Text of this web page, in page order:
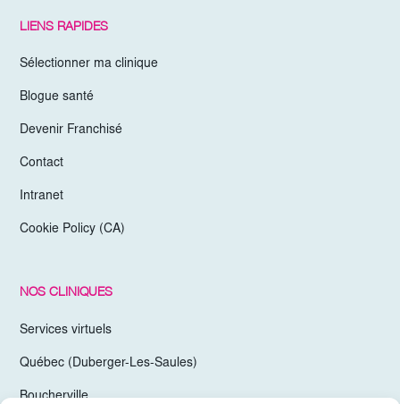
LIENS RAPIDES
Sélectionner ma clinique
Blogue santé
Devenir Franchisé
Contact
Intranet
Cookie Policy (CA)
NOS CLINIQUES
Services virtuels
Québec (Duberger-Les-Saules)
Boucherville